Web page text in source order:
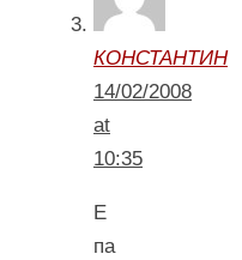
КОНСТАНТИН
14/02/2008
at
10:35
Е
па